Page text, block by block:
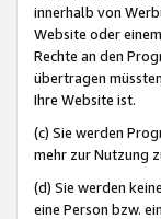
innerhalb von
Website oder
Rechte an den
übertragen
Ihre Website ist.
(c) Sie werden
mehr zur Nutzung
(d) Sie werden
eine Person bzw.